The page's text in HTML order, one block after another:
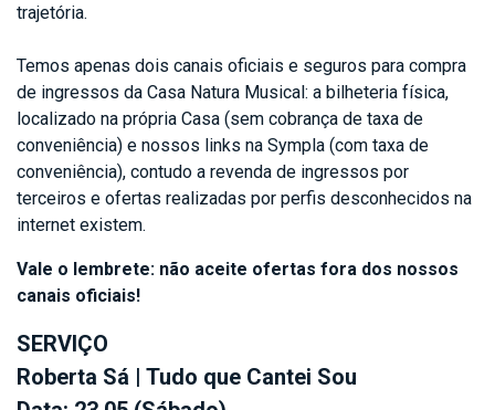
trajetória.
Temos apenas dois canais oficiais e seguros para compra
de ingressos da Casa Natura Musical: a bilheteria física,
localizado na própria Casa (sem cobrança de taxa de
conveniência) e nossos links na Sympla (com taxa de
conveniência), contudo a revenda de ingressos por
terceiros e ofertas realizadas por perfis desconhecidos na
internet existem.
Vale o lembrete: não aceite ofertas fora dos nossos
canais oficiais!
SERVIÇO
Roberta Sá | Tudo que Cantei Sou